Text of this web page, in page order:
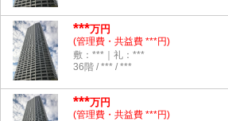
***万円
(管理費・共益費 ***円)
敷：***｜礼：***
36階 / *** / ***
***万円
(管理費・共益費 ***円)